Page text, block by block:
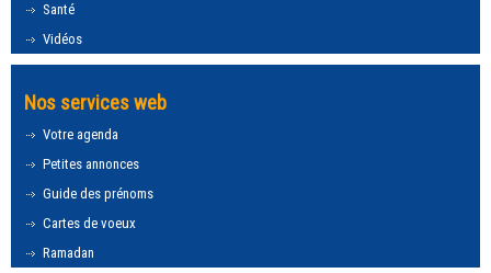
Santé
Vidéos
Nos services web
Votre agenda
Petites annonces
Guide des prénoms
Cartes de voeux
Ramadan